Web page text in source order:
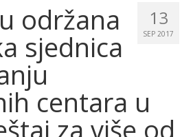
13
SEP 2017
održana
sjednica
centara u
za više od